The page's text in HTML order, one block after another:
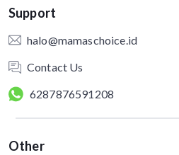
Support
halo@mamaschoice.id
Contact Us
6287876591208
Other